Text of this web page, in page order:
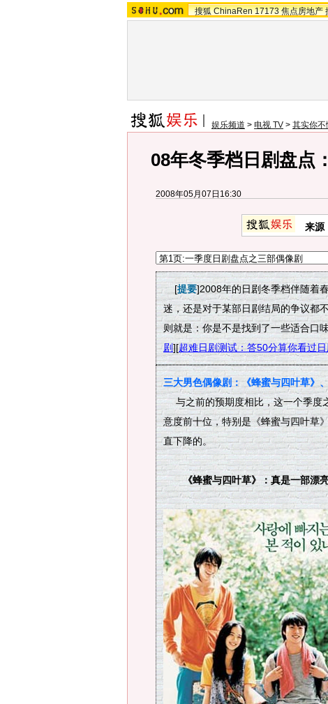
搜狐 ChinaRen 17173 焦点房地产
娱乐频道 > 电视 TV > 其实你不
08年冬季档日剧盘点
2008年05月07日16:30
来源
[提要]2008年的日剧冬季档伴随着
迷，还是对于某部日剧结局的争议都
则就是：你是不是找到了一些适合口
剧][超难日剧测试：答50分算你看过
三大男色偶像剧：《蜂蜜与四叶草》
与之前的预期度相比，这一个季度
意度前十位，特别是《蜂蜜与四叶草
直下降的。
《蜂蜜与四叶草》：真是一部漂